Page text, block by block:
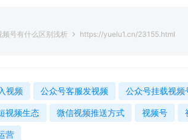
号有什么区别浅析 https://yuelu1.cn/23155.html
视频 公众号客服发视频 公众号挂载视频
视频生态 微信视频推送方式 视频号
营